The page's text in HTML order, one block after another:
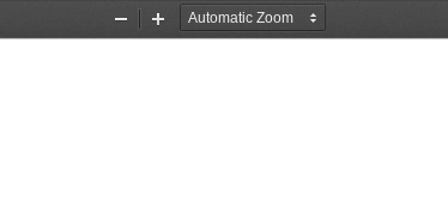
Zoom
Zoom